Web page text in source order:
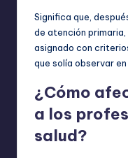
Significa que,
de atención
asignado con
que solía observar
¿Cómo
a los
salud?